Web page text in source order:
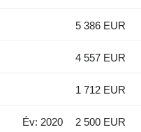
5 386 EUR
4 557 EUR
1 712 EUR
Év: 2020 2 500 EUR